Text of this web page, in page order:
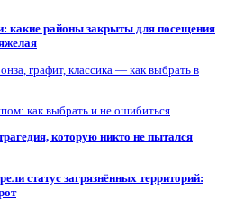
какие районы закрыты для посещения
графит, классика — как выбрать в
как выбрать и не ошибиться
которую никто не пытался
статус загрязнённых территорий: